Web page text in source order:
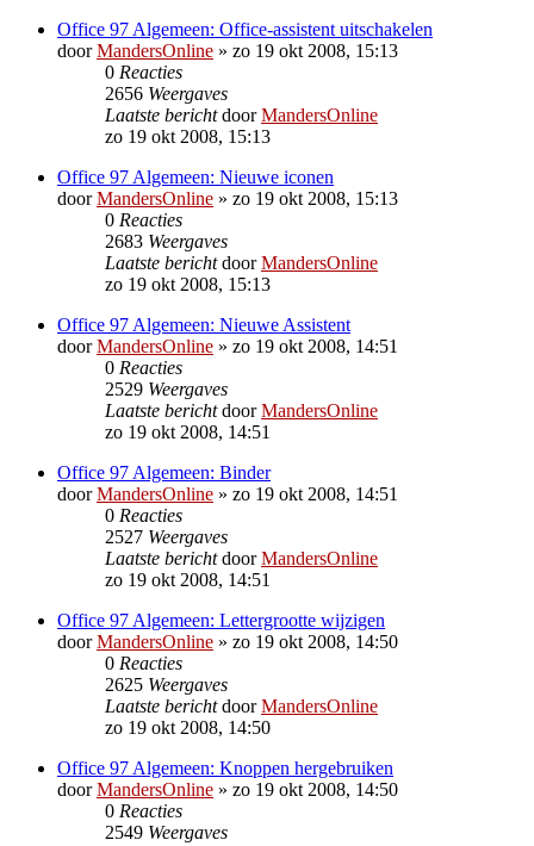
Office 97 Algemeen: Office-assistent uitschakelen
doorMandersOnline » zo 19 okt 2008, 15:13
0 Reacties
2656 Weergaves
Laatste berichtdoorMandersOnline
zo 19 okt 2008, 15:13
Office 97 Algemeen: Nieuwe iconen
doorMandersOnline » zo 19 okt 2008, 15:13
0 Reacties
2683 Weergaves
Laatste berichtdoorMandersOnline
zo 19 okt 2008, 15:13
Office 97 Algemeen: Nieuwe Assistent
doorMandersOnline » zo 19 okt 2008, 14:51
0 Reacties
2529 Weergaves
Laatste berichtdoorMandersOnline
zo 19 okt 2008, 14:51
Office 97 Algemeen: Binder
doorMandersOnline » zo 19 okt 2008, 14:51
0 Reacties
2527 Weergaves
Laatste berichtdoorMandersOnline
zo 19 okt 2008, 14:51
Office 97 Algemeen: Lettergrootte wijzigen
doorMandersOnline » zo 19 okt 2008, 14:50
0 Reacties
2625 Weergaves
Laatste berichtdoorMandersOnline
zo 19 okt 2008, 14:50
Office 97 Algemeen: Knoppen hergebruiken
doorMandersOnline » zo 19 okt 2008, 14:50
0 Reacties
2549 Weergaves